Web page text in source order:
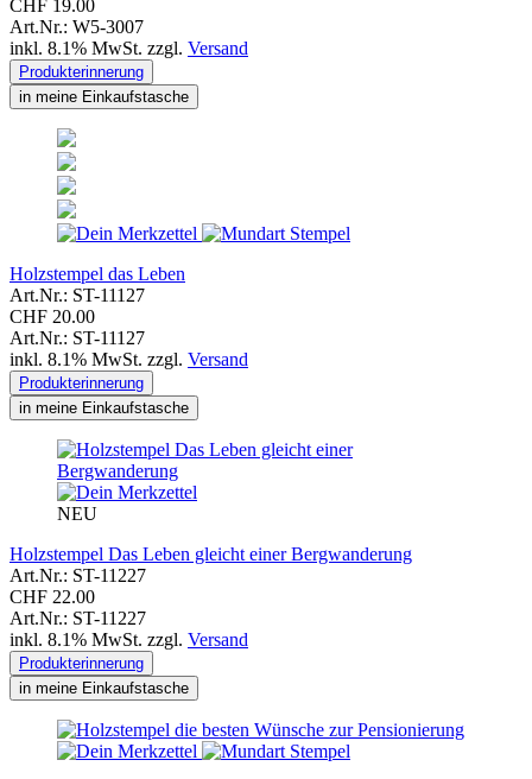
CHF 19.00
Art.Nr.: W5-3007
inkl. 8.1% MwSt. zzgl. Versand
Produkterinnerung
in meine Einkaufstasche
Holzstempel das Leben
Art.Nr.: ST-11127
CHF 20.00
Art.Nr.: ST-11127
inkl. 8.1% MwSt. zzgl. Versand
Produkterinnerung
in meine Einkaufstasche
NEU
Holzstempel Das Leben gleicht einer Bergwanderung
Art.Nr.: ST-11227
CHF 22.00
Art.Nr.: ST-11227
inkl. 8.1% MwSt. zzgl. Versand
Produkterinnerung
in meine Einkaufstasche